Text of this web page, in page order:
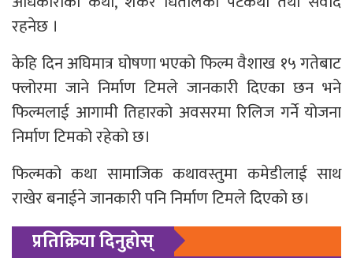
रहनेछ ।
केहि दिन अघिमात्र घोषणा भएको फिल्म वैशाख १५ गतेबाट
फ्लोरमा जाने निर्माण टिमले जानकारी दिएका छन भने
फिल्मलाई आगामी तिहारको अवसरमा रिलिज गर्ने योजना
निर्माण टिमको रहेको छ।
फिल्मको कथा सामाजिक कथावस्तुमा कमेडीलाई साथ
राखेर बनाईने जानकारी पनि निर्माण टिमले दिएको छ।
प्रतिक्रिया दिनुहोस्